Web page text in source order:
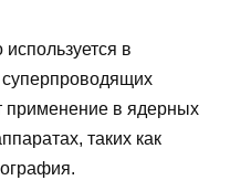
в
суперпроводящих
применение в ядерных
таких как